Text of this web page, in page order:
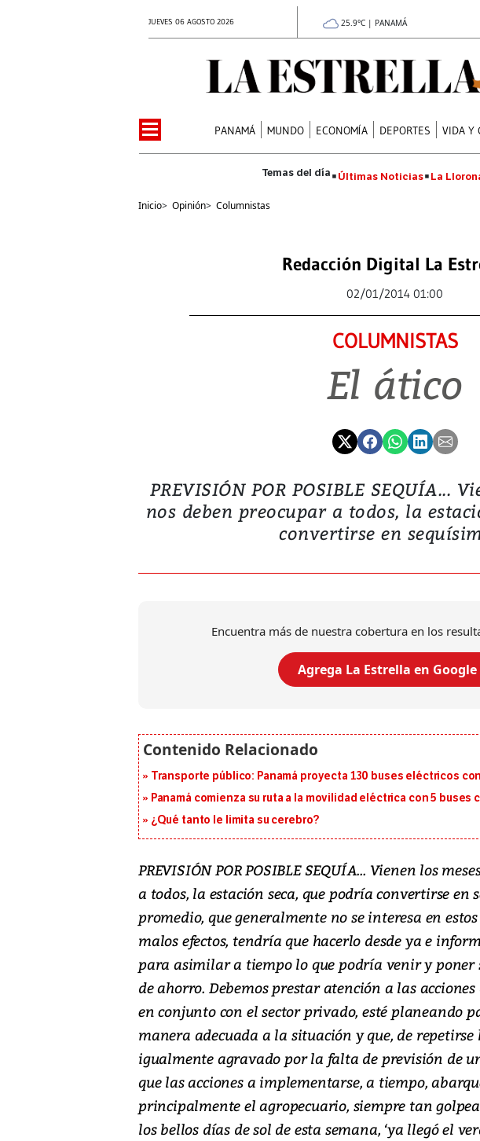
JUEVES 06 AGOSTO 2026 25.9°C | PANAMÁ
PANAMÁ MUNDO ECONOMÍA DEPORTES VIDA Y
Últimas Noticias La
Inicio> Opinión> Columnistas
Redacción Digital La
02/01/2014 01:00
COLUMNISTAS
El ático
PREVISIÓN POR POSIBLE SEQUÍA...
nos deben preocupar a todos, la
convertirse en
Encuentra más de nuestra cobertura en los
Agrega La Estrella en
Transporte público: Panamá proyecta 130 buses eléctricos
Panamá comienza su ruta a la movilidad eléctrica con 5 buses
¿Qué tanto le limita su cerebro?
PREVISIÓN POR POSIBLE SEQUÍA... Vienen los
a todos, la estación seca, que podría convertirse en
promedio, que generalmente no se interesa en
malos efectos, tendría que hacerlo desde ya e
para asimilar a tiempo lo que podría venir y poner
de ahorro. Debemos prestar atención a las
en conjunto con el sector privado, esté planeando
manera adecuada a la situación y que, de repetirse
igualmente agravado por la falta de previsión de
que las acciones a implementarse, a tiempo,
principalmente el agropecuario, siempre tan
los bellos días de sol de esta semana, ‘ya llegó el